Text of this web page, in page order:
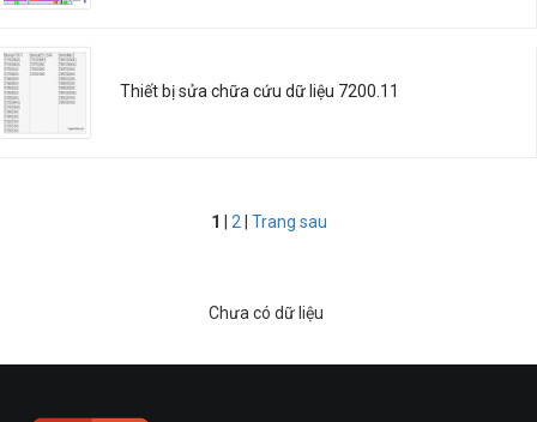
Thiết bị sửa chữa cứu dữ liệu 7200.11
1 2| Trang sau
Chưa có dữ liệu